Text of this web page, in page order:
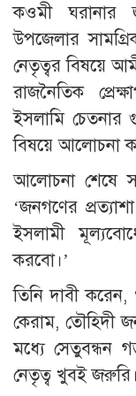
কওমী ঘরানার
উপজেলার
নেতৃত্বর বিষয়ে
রাজনৈতিক
ইসলামি চেতনার
বিষয়ে আলোচনা
আলোচনা শেষে
‘জনগণের
ইসলামী
করবো।’
তিনি দাবী
কেরাম, তৌহিদী
মধ্যে সেতুবন্ধন
নেতৃত্ব খুবই